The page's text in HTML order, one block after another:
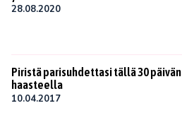
28.08.2020
Piristä parisuhdettasi tällä 30 päivän
haasteella
10.04.2017